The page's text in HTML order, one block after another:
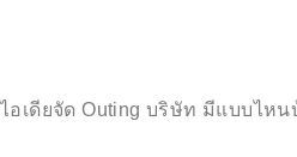
ไอเดียจัด Outing บริษัท มีแบบไหน